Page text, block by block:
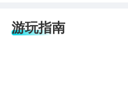
游玩指南